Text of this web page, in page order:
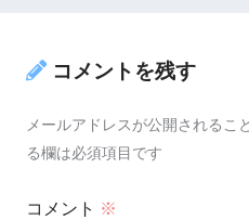
コメントを残す
メールアドレスが公開されるこ
る欄は必須項目です
コメント ※